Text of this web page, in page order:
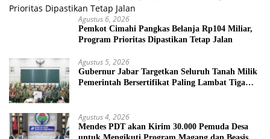
Agustus 6, 2026
Pemkot Cimahi Pangkas Belanja Rp104 Miliar,
Program Prioritas Dipastikan Tetap Jalan
Agustus 5, 2026
Gubernur Jabar Targetkan Seluruh Tanah Milik
Pemerintah Bersertifikat Paling Lambat Tiga
Agustus 4, 2026
Mendes PDT akan Kirim 30.000 Pemuda Desa